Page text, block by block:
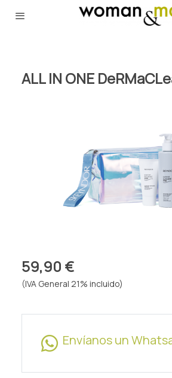
ALL IN ONE
59,90 €
(IVA General 21% incluido)
Envíanos un